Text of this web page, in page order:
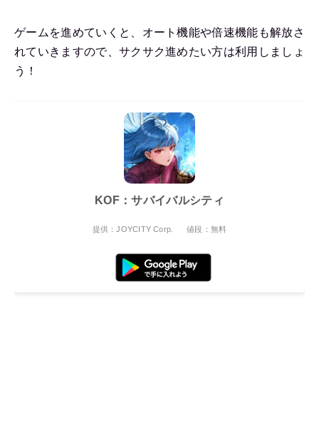
ゲームを進めていくと、オート機能や倍速機能も解放さ
れていきますので、サクサク進めたい方は利用しましょ
う！
KOF：サバイバルシティ
提供：JOYCITY Corp. 値段：無料